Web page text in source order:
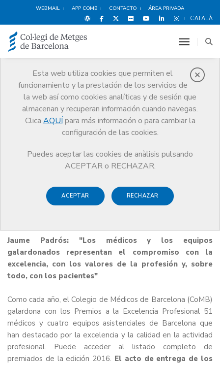
WEBMAIL APP COMB CONTACTO ÁREA PRIVADA
CATALÀ
Esta web utiliza cookies que permiten el
funcionamiento y la prestación de los servicios de
la web así como cookies analíticas y de sesión que
almacenan y recuperan información cuando navegas.
Clica AQUÍ para más información o para cambiar la
configuración de las cookies.
Puedes aceptar las cookies de anàlisis pulsando
ACEPTAR o RECHAZAR.
ACEPTAR RECHAZAR
toggle
Noticias
Comunicación
Noticias
El CoMB otorga los Premios a la Excelencia Profesional 2016
28 NOVIEMBRE DE 2016
El CoMB otorga los Premios a
Jaume Padrós: "Los médicos y los equipos
galardonados representan el compromiso con la
excelencia, con los valores de la profesión y, sobre
todo, con los pacientes"
Como cada año, el Colegio de Médicos de Barcelona (CoMB)
galardona con los Premios a la Excelencia Profesional 51
médicos y cuatro equipos asistenciales de Barcelona que
han destacado por la excelencia y la calidad en la actividad
profesional. Puede acceder al listado completo de
premiados de la edición 2016. El acto de entrega de los